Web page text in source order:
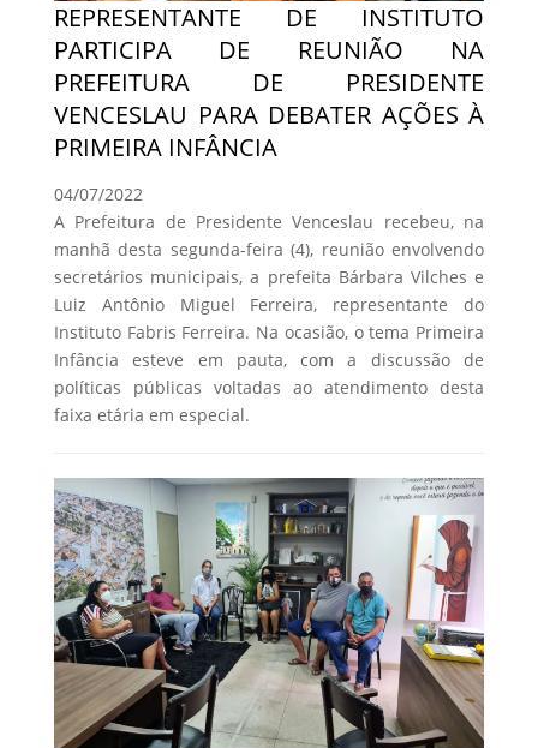
REPRESENTANTE DE INSTITUTO
PARTICIPA DE REUNIÃO NA
PREFEITURA DE PRESIDENTE
VENCESLAU PARA DEBATER AÇÕES À
PRIMEIRA INFÂNCIA
04/07/2022
A Prefeitura de Presidente Venceslau recebeu, na
manhã desta segunda-feira (4), reunião envolvendo
secretários municipais, a prefeita Bárbara Vilches e
Luiz Antônio Miguel Ferreira, representante do
Instituto Fabris Ferreira. Na ocasião, o tema Primeira
Infância esteve em pauta, com a discussão de
políticas públicas voltadas ao atendimento desta
faixa etária em especial.